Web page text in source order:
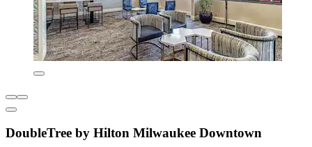
DoubleTree by Hilton Milwaukee Downtown